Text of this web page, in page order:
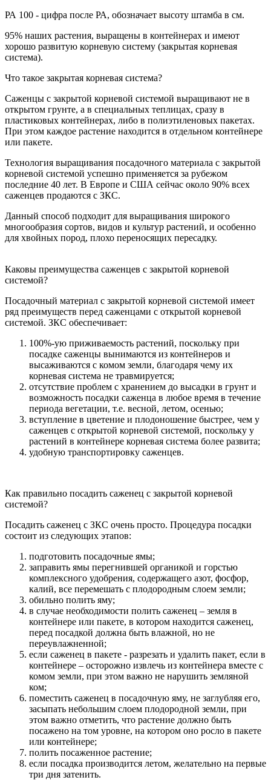
РА 100 - цифра после РА, обозначает высоту штамба в см.
95% наших растения, выращены в контейнерах и имеют
хорошо развитую корневую систему (закрытая корневая
система).
Что такое закрытая корневая система?
Саженцы с закрытой корневой системой выращивают не в
открытом грунте, а в специальных теплицах, сразу в
пластиковых контейнерах, либо в полиэтиленовых пакетах.
При этом каждое растение находится в отдельном контейнере
или пакете.
Технология выращивания посадочного материала с закрытой
корневой системой успешно применяется за рубежом
последние 40 лет. В Европе и США сейчас около 90% всех
саженцев продаются с ЗКС.
Данный способ подходит для выращивания широкого
многообразия сортов, видов и культур растений, и особенно
для хвойных пород, плохо переносящих пересадку.
Каковы преимущества саженцев с закрытой корневой
системой?
Посадочный материал с закрытой корневой системой имеет
ряд преимуществ перед саженцами с открытой корневой
системой. ЗКС обеспечивает:
100%-ую приживаемость растений, поскольку при
посадке саженцы вынимаются из контейнеров и
высаживаются с комом земли, благодаря чему их
корневая система не травмируется;
отсутствие проблем с хранением до высадки в грунт и
возможность посадки саженца в любое время в течение
периода вегетации, т.е. весной, летом, осенью;
вступление в цветение и плодоношение быстрее, чем у
саженцев с открытой корневой системой, поскольку у
растений в контейнере корневая система более развита;
удобную транспортировку саженцев.
Как правильно посадить саженец с закрытой корневой
системой?
Посадить саженец с ЗКС очень просто. Процедура посадки
состоит из следующих этапов:
подготовить посадочные ямы;
заправить ямы перегнившей органикой и горстью
комплексного удобрения, содержащего азот, фосфор,
калий, все перемешать с плодородным слоем земли;
обильно полить яму;
в случае необходимости полить саженец – земля в
контейнере или пакете, в котором находится саженец,
перед посадкой должна быть влажной, но не
переувлажненной;
если саженец в пакете - разрезать и удалить пакет, если в
контейнере – осторожно извлечь из контейнера вместе с
комом земли, при этом важно не нарушить земляной
ком;
поместить саженец в посадочную яму, не заглубляя его,
засыпать небольшим слоем плодородной земли, при
этом важно отметить, что растение должно быть
посажено на том уровне, на котором оно росло в пакете
или контейнере;
полить посаженное растение;
если посадка производится летом, желательно на первые
три дня затенить.